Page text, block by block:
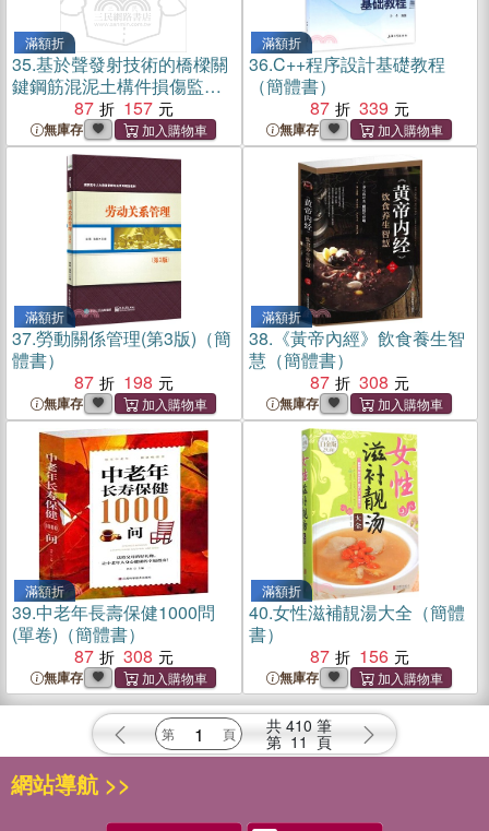
滿額折
35.基於聲發射技術的橋樑關
鍵鋼筋混泥土構件損傷監測
與評價（簡體書）
87 157
無庫存
滿額折
36.C++程序設計基礎教程
（簡體書）
87
339
無庫存
滿額折
37.勞動關係管理(第3版)（簡
體書）
87
198
無庫存
滿額折
38. 《黃帝內經》飲食養生智
慧（簡體書）
87
308
無庫存
滿額折
39.中老年長壽保健1000問
(單卷)（簡體書）
87
308
無庫存
滿額折
40.女性滋補靚湯大全（簡體
書）
87
156
無庫存
共 410 筆
第 11 頁
網站導航 >>